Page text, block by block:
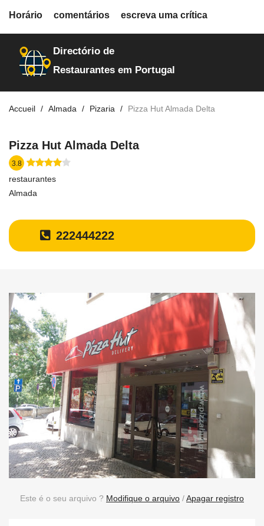
restaurantes
Directório de
Restaurantes em Portugal
Accueil Almada Pizaria Pizza Hut Almada Delta
Pizza Hut Almada Delta
3.8
restaurantes
Almada
222444222
Horário comentários escreva uma crítica
Este é o seu arquivo ? Modifique o arquivo /Apagar registro